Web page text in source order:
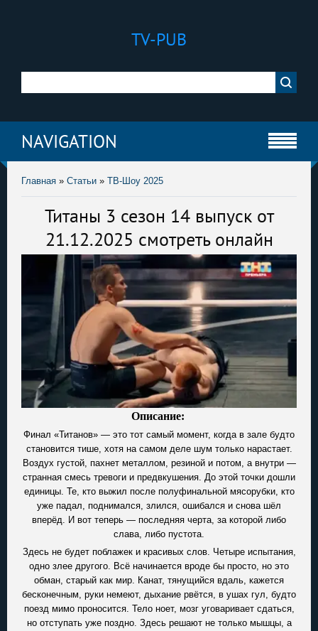
TV-PUB
NAVIGATION
Главная » Статьи » ТВ-Шоу 2025
Титаны 3 сезон 14 выпуск от
21.12.2025 смотреть онлайн
Описание:
Финал «Титанов» — это тот самый момент, когда в зале будто
становится тише, хотя на самом деле шум только нарастает.
Воздух густой, пахнет металлом, резиной и потом, а внутри —
странная смесь тревоги и предвкушения. До этой точки дошли
единицы. Те, кто выжил после полуфинальной мясорубки, кто
уже падал, поднимался, злился, ошибался и снова шёл
вперёд. И вот теперь — последняя черта, за которой либо
слава, либо пустота.
Здесь не будет поблажек и красивых слов. Четыре испытания,
одно злее другого. Всё начинается вроде бы просто, но это
обман, старый как мир. Канат, тянущийся вдаль, кажется
бесконечным, руки немеют, дыхание рвётся, в ушах гул, будто
поезд мимо проносится. Тело ноет, мозг уговаривает сдаться,
но отступать уже поздно. Здесь решают не только мышцы, а